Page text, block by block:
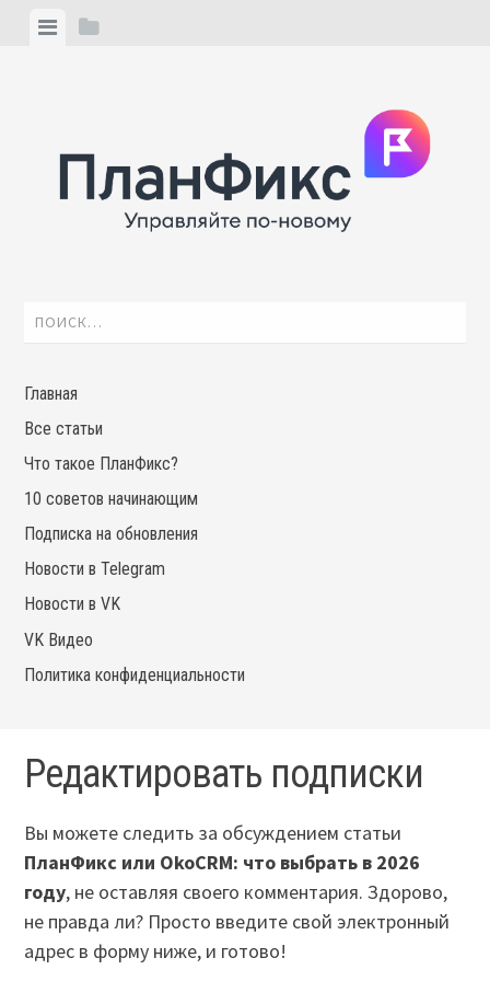
ViewView
Найти:
Главная
Все статьи
Что такое ПланФикс?
10 советов начинающим
Подписка на обновления
Новости в Telegram
Новости в VK
VK Видео
Политика конфиденциальности
Редактировать подписки
Вы можете следить за обсуждением статьи
ПланФикс или OkoCRM: что выбрать в 2026
году, не оставляя своего комментария. Здорово,
не правда ли? Просто введите свой электронный
адрес в форму ниже, и готово!